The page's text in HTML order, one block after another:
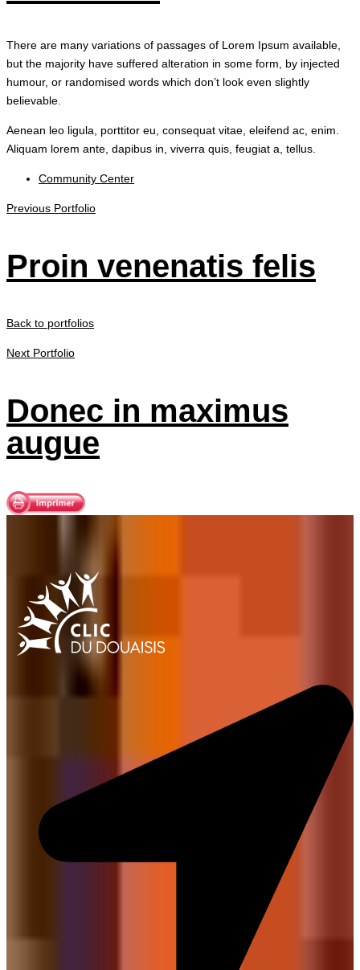
There are many variations of passages of Lorem Ipsum available,
but the majority have suffered alteration in some form, by injected
humour, or randomised words which don’t look even slightly
believable.
Aenean leo ligula, porttitor eu, consequat vitae, eleifend ac, enim.
Aliquam lorem ante, dapibus in, viverra quis, feugiat a, tellus.
Community Center
Previous Portfolio
Proin venenatis felis
Back to portfolios
Next Portfolio
Donec in maximus
augue